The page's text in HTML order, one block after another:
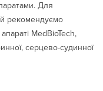
Для
рекомендуємо
MedBioTech,
серцево-судинної